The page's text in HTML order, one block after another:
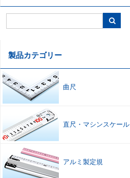
製品カテゴリー
曲尺
直尺 ・ マシンスケール
アルミ製定規